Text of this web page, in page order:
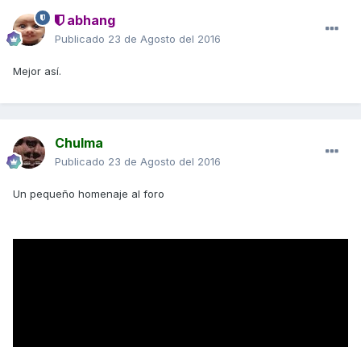
abhang
Publicado 23 de Agosto del 2016
Mejor así.
Chulma
Publicado 23 de Agosto del 2016
Un pequeño homenaje al foro